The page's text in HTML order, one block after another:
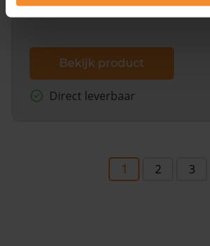
Bekijk product
Direct leverbaar
1 2 3